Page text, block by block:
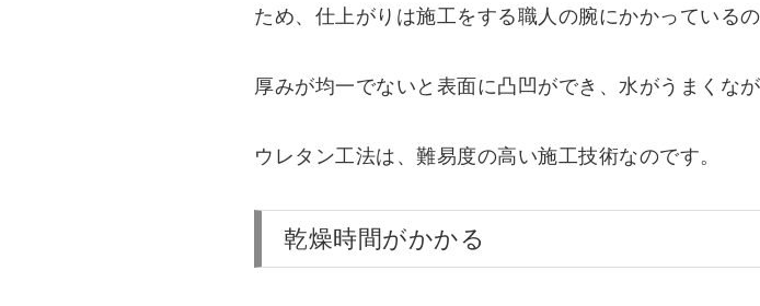
ため、仕上がりは施工をする職人の腕にかかっているの
厚みが均一でないと表面に凸凹ができ、水がうまくな
ウレタン工法は、難易度の高い施工技術なのです。
乾燥時間がかかる